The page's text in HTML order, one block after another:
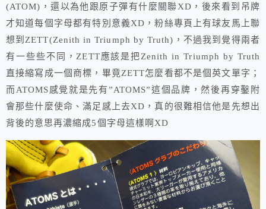
(ATOM)，還以為他跟原子彈有什麼關聯XD，後來看到吊牌
才知道每個字母都有特別意義XD，粉絲專頁上有球友馬上聯
想到ZETT(Zenith in Triumph by Truth)，不過我到覺得兩者
有一些些不同，ZETT應該是把Zenith in Triumph by Truth
直接縮寫成一個商標，畢竟ZETT怎麼看都不是個英文單字；
而ATOMS感覺就是先有”ATOMS”這個品牌，然後再穿鑿附
會那些什麼使命、滿足感上去XD，真的很難相信他是先想出
背後的意思再濃縮成5個字母這樣啊XD